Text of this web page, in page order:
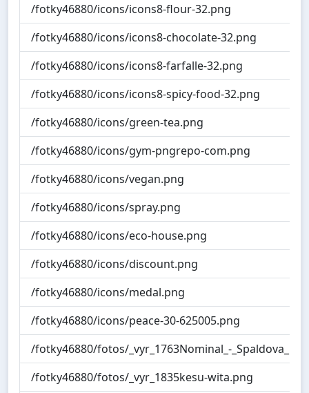
/fotky46880/icons/icons8-flour-32.png
/fotky46880/icons/icons8-chocolate-32.png
/fotky46880/icons/icons8-farfalle-32.png
/fotky46880/icons/icons8-spicy-food-32.png
/fotky46880/icons/green-tea.png
/fotky46880/icons/gym-pngrepo-com.png
/fotky46880/icons/vegan.png
/fotky46880/icons/spray.png
/fotky46880/icons/eco-house.png
/fotky46880/icons/discount.png
/fotky46880/icons/medal.png
/fotky46880/icons/peace-30-625005.png
/fotky46880/fotos/_vyr_1763Nominal_-
/fotky46880/fotos/_vyr_1835kesu-wita.png